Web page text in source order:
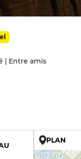
| Entre amis
PLAN